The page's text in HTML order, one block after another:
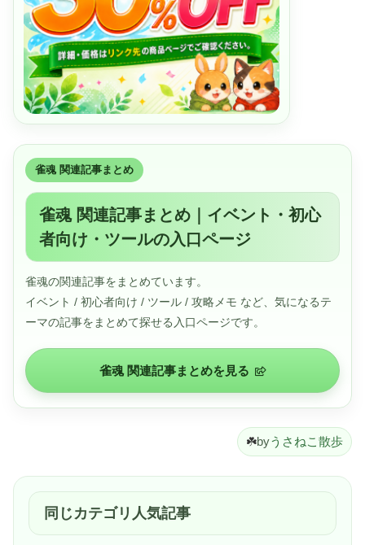
雀魂 関連記事まとめ
雀魂 関連記事まとめ｜イベント・初心
者向け・ツールの入口ページ
雀魂の関連記事をまとめています。
イベント / 初心者向け / ツール / 攻略メモ など、気になるテ
ーマの記事をまとめて探せる入口ページです。
雀魂 関連記事まとめを見る
☘️byうさねこ散歩
同じカテゴリ人気記事